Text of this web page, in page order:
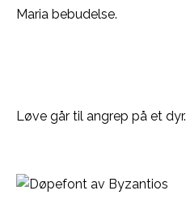
Maria bebudelse.
Løve går til angrep på et dyr.